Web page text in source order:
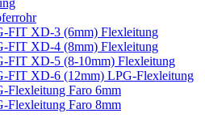
FIT XD-3 (6mm) Flexleitung
FIT XD-4 (8mm) Flexleitung
FIT XD-5 (8-10mm) Flexleitung
FIT XD-6 (12mm) LPG-Flexleitung
Flexleitung Faro 6mm
Flexleitung Faro 8mm